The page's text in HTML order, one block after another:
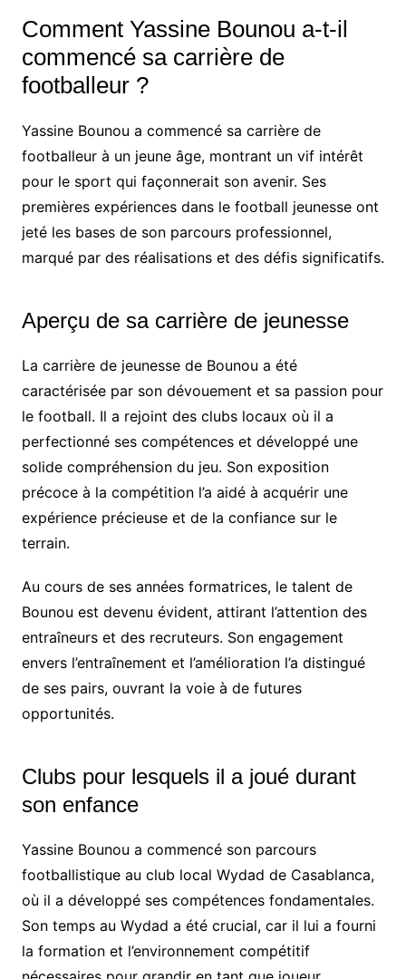
Comment Yassine Bounou a-t-il
commencé sa carrière de
footballeur ?
Yassine Bounou a commencé sa carrière de
footballeur à un jeune âge, montrant un vif intérêt
pour le sport qui façonnerait son avenir. Ses
premières expériences dans le football jeunesse ont
jeté les bases de son parcours professionnel,
marqué par des réalisations et des défis significatifs.
Aperçu de sa carrière de jeunesse
La carrière de jeunesse de Bounou a été
caractérisée par son dévouement et sa passion pour
le football. Il a rejoint des clubs locaux où il a
perfectionné ses compétences et développé une
solide compréhension du jeu. Son exposition
précoce à la compétition l’a aidé à acquérir une
expérience précieuse et de la confiance sur le
terrain.
Au cours de ses années formatrices, le talent de
Bounou est devenu évident, attirant l’attention des
entraîneurs et des recruteurs. Son engagement
envers l’entraînement et l’amélioration l’a distingué
de ses pairs, ouvrant la voie à de futures
opportunités.
Clubs pour lesquels il a joué durant
son enfance
Yassine Bounou a commencé son parcours
footballistique au club local Wydad de Casablanca,
où il a développé ses compétences fondamentales.
Son temps au Wydad a été crucial, car il lui a fourni
la formation et l’environnement compétitif